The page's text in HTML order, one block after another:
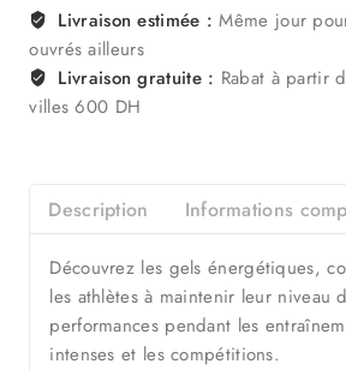
Livraison estimée : Même jour
ouvrés ailleurs
Livraison gratuite : Rabat à partir
villes 600 DH
Description Informations
Découvrez les gels énergétiques,
les athlètes à maintenir leur niveau
performances pendant les
intenses et les compétitions.